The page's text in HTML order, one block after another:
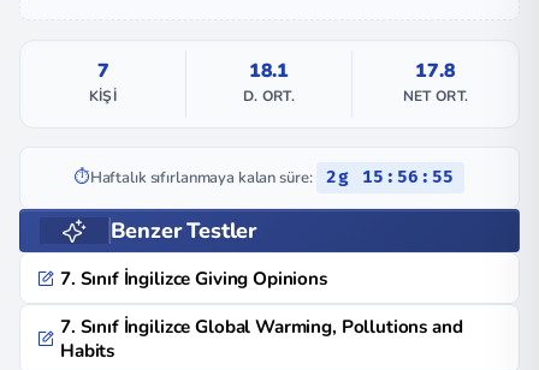
7
KIŞI
18.1
D. ORT.
17.8
NET ORT.
⏱️Haftalık sıfırlanmaya kalan süre: 2g 15:56:55
Benzer Testler
7. Sınıf İngilizce Giving Opinions
7. Sınıf İngilizce Global Warming, Pollutions and
Habits